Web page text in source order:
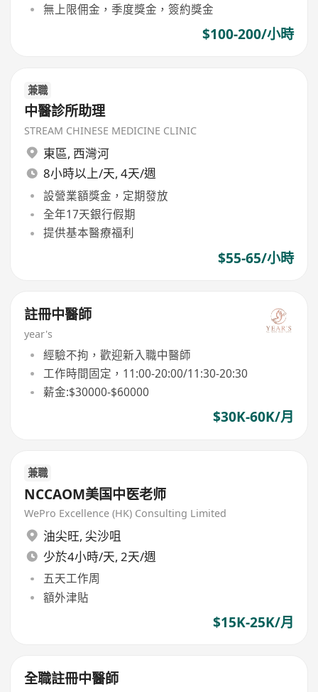
無上限佣金，季度獎金，簽約獎金
$100-200/小時
兼職
中醫診所助理
STREAM CHINESE MEDICINE CLINIC
東區, 西灣河
8小時以上/天, 4天/週
設營業額獎金，定期發放
全年17天銀行假期
提供基本醫療福利
$55-65/小時
註冊中醫師
year's
經驗不拘，歡迎新入職中醫師
工作時間固定，11:00-20:00/11:30-20:30
薪金:$30000-$60000
$30K-60K/月
兼職
NCCAOM美国中医老师
WePro Excellence (HK) Consulting Limited
油尖旺, 尖沙咀
少於4小時/天, 2天/週
五天工作周
額外津貼
$15K-25K/月
全職註冊中醫師